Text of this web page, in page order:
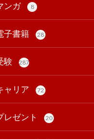
ンガ
8
子書籍 28
験 287
ャリア 72
レゼント 20